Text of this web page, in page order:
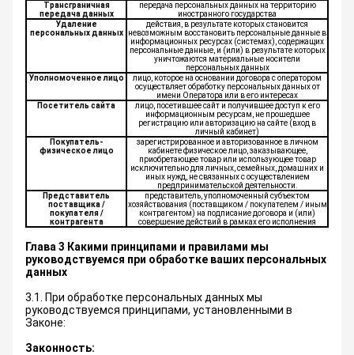
Трансграничная
передача данных
передача персональных данных на территорию
иностранного государства
Удаление
персональных данных
действия, в результате которых становится
невозможным восстановить персональные данные в
информационных ресурсах (системах), содержащих
персональные данные, и (или) в результате которых
уничтожаются материальные носители
персональных данных
Уполномоченное лицо
лицо, которое на основании договора с оператором
осуществляет обработку персональных данных от
имени Оператора или в его интересах
Посетитель сайта
лицо, посетившее сайт и получившее доступ к его
информационным ресурсам, не прошедшее
регистрацию или авторизацию на сайте (вход в
личный кабинет)
Покупатель-
физическое лицо
зарегистрированное и авторизованное в личном
кабинете физическое лицо, заказывающее,
приобретающее товар или использующее товар
исключительно для личных, семейных, домашних и
иных нужд, не связанных с осуществлением
предпринимательской деятельности.
Представитель
поставщика /
покупателя /
контрагента
представитель, уполномоченный субъектом
хозяйствования (поставщиком / покупателем / иным
контрагентом) на подписание договора и (или)
совершение действий в рамках его исполнения
Глава 3 Какими принципами и правилами мы
руководствуемся при обработке ваших персональных
данных
3.1. При обработке персональных данных мы
руководствуемся принципами, установленными в
Законе:
Законность: